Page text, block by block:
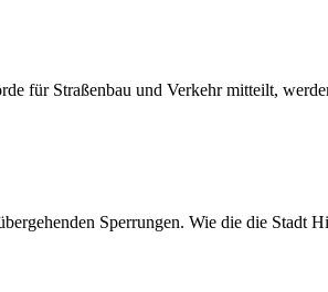
für Straßenbau und Verkehr mitteilt,
Sperrungen. Wie die die Stadt